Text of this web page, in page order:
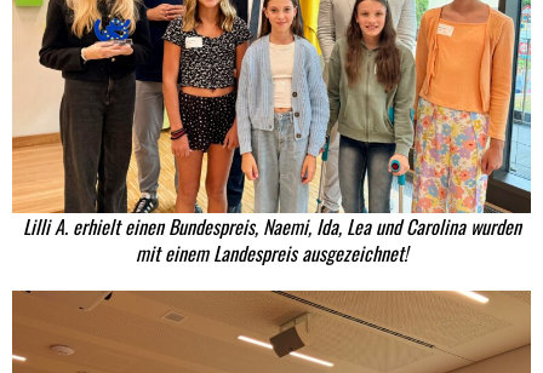
Lilli A. erhielt einen Bundespreis, Naemi, Ida, Lea und Carolina wurden
mit einem Landespreis ausgezeichnet!